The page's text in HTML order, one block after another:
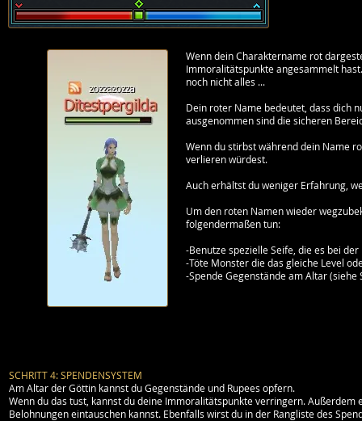
SCHRITT 4: SPENDENSYSTEM
Am Altar der Göttin kannst du Gegenstände und Rupees opfern.
Wenn du das tust, kannst du deine Immoralitätspunkte verringern.
Belohnungen eintauschen kannst. Ebenfalls wirst du in der Rangliste des
Wenn dein Charaktername rot
Immoralitätspunkte angesammelt
noch nicht alles ...
Dein roter Name bedeutet, dass dich
ausgenommen sind die sicheren
Wenn du stirbst während dein Name
verlieren würdest.
Auch erhältst du weniger Erfahrung,
Um den roten Namen wieder
folgendermaßen tun:
-Benutze spezielle Seife, die es bei
-Töte Monster die das gleiche Level
-Spende Gegenstände am Altar (siehe